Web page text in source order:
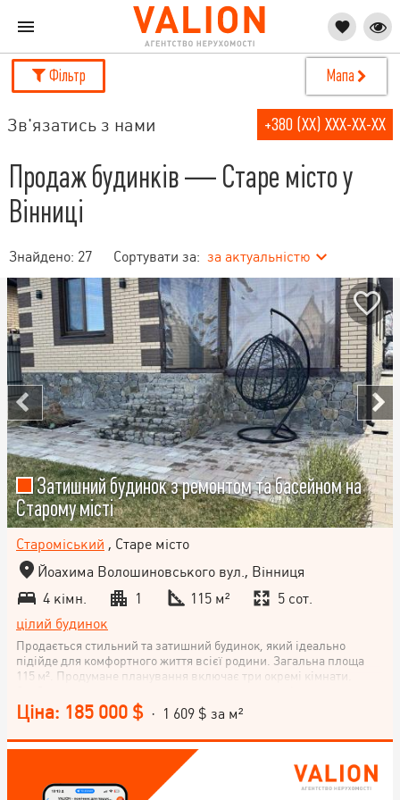
Фільтр Мапа
Зв'язатись з нами +380 (XX) XXX-XX-XX
Продаж будинків — Старе місто у
Вінниці
Знайдено: 27 Сортувати за: за актуальністю
Затишний будинок з ремонтом та басейном на
Старому місті
Староміський , Старе місто
Йоахима Волошиновського вул., Вінниця
4 кімн.
1 115 м²
5 сот.
цілий будинок
Продається стильний та затишний будинок, який ідеально
підійде для комфортного життя всієї родини. Загальна площа
115 м². Продумане планування включає три окремі кімнати.
дизайнерським ремонтом. Санвузол роздільний, обладнаний
ванною. На території будинку є власний басейн. Двір
доглянутий, створені всі умови для комфортного проживання.
Будинок повністю готовий до заселення, не потребує додаткових
вкладень. Це чудовий варіант для тих, хто цінує комфорт, стиль
та якість життя.
Ціна: 185 000 $ · 1 609 $ за м²